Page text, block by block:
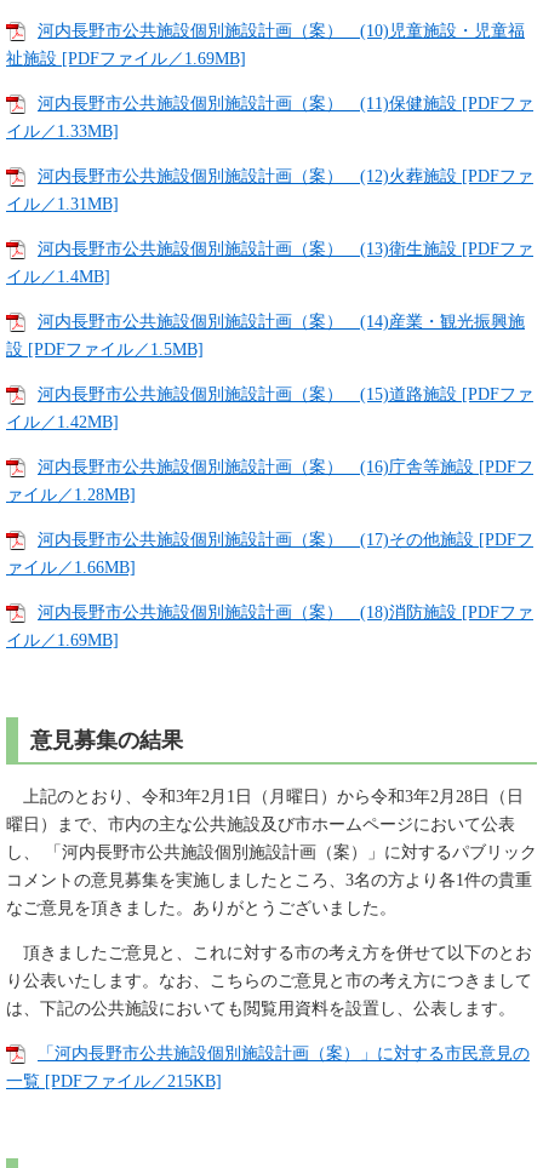
河内長野市公共施設個別施設計画（案） (10)児童施設・児童福
祉施設 [PDFファイル／1.69MB]
河内長野市公共施設個別施設計画（案） (11)保健施設 [PDFファ
イル／1.33MB]
河内長野市公共施設個別施設計画（案） (12)火葬施設 [PDFファ
イル／1.31MB]
河内長野市公共施設個別施設計画（案） (13)衛生施設 [PDFファ
イル／1.4MB]
河内長野市公共施設個別施設計画（案） (14)産業・観光振興施
設 [PDFファイル／1.5MB]
河内長野市公共施設個別施設計画（案） (15)道路施設 [PDFファ
イル／1.42MB]
河内長野市公共施設個別施設計画（案） (16)庁舎等施設 [PDFフ
ァイル／1.28MB]
河内長野市公共施設個別施設計画（案） (17)その他施設 [PDFフ
ァイル／1.66MB]
河内長野市公共施設個別施設計画（案） (18)消防施設 [PDFファ
イル／1.69MB]
意見募集の結果
上記のとおり、令和3年2月1日（月曜日）から令和3年2月28日（日
曜日）まで、市内の主な公共施設及び市ホームページにおいて公表
し、 「河内長野市公共施設個別施設計画（案）」に対するパブリック
コメントの意見募集を実施しましたところ、3名の方より各1件の貴重
なご意見を頂きました。ありがとうございました。
頂きましたご意見と、これに対する市の考え方を併せて以下のとお
り公表いたします。なお、こちらのご意見と市の考え方につきまして
は、下記の公共施設においても閲覧用資料を設置し、公表します。
「河内長野市公共施設個別施設計画（案）」に対する市民意見の
一覧 [PDFファイル／215KB]